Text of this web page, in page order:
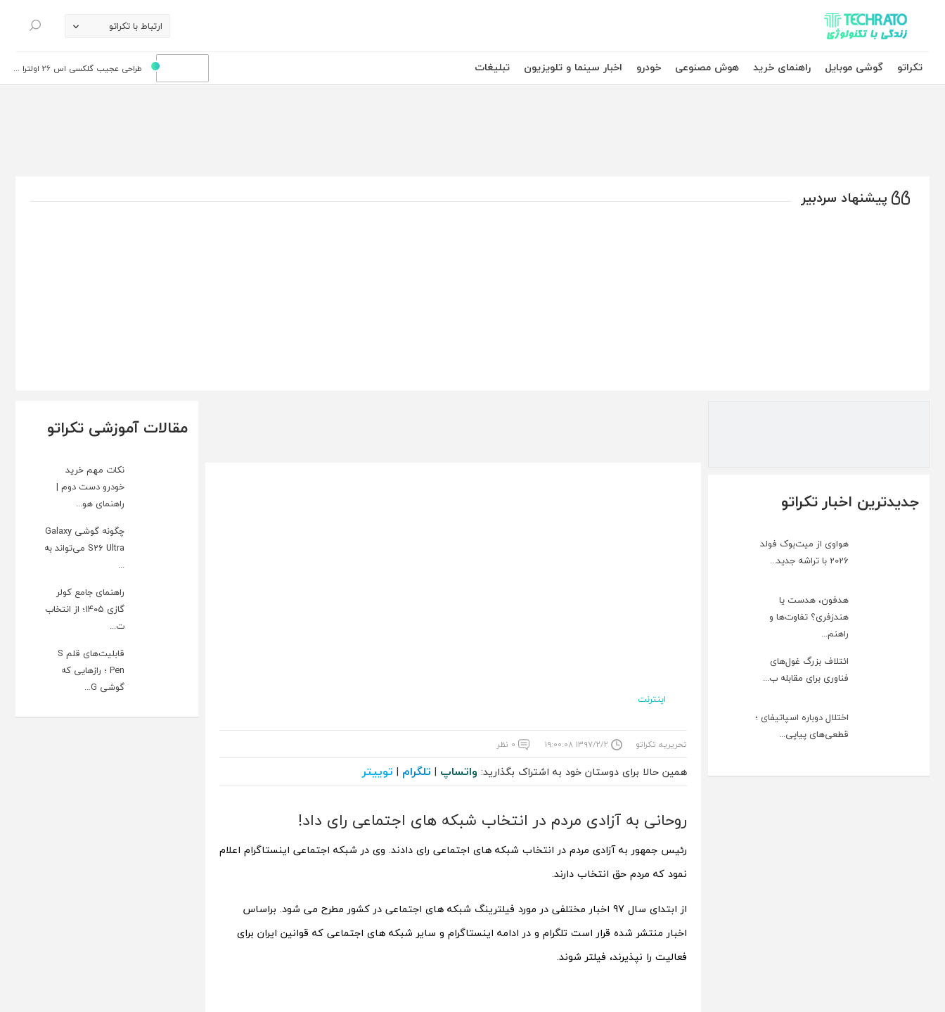
تکراتو – زندگی با تکنولوژی ارتباط با تکراتو
جستجو
تکراتو
گوشی موبایل راهنمای خرید هوش مصنوعی خودرو اخبار سینما و تلویزیون تبلیغات طراحی عجیب گلکسی اس 26 اولترا ...
پیشنهاد سردبیر
جدیدترین اخبار تکراتو
هواوی از میت‌بوک فولد
2026 با تراشه جدید...
هدفون، هدست یا
هندزفری؟ تفاوت‌ها و
راهنم...
ائتلاف بزرگ غول‌های
فناوری برای مقابله ب...
اختلال دوباره اسپاتیفای ؛
قطعی‌های پیاپی...
اینترنت
تحریریه تکراتو ۱۳۹۷/۲/۲ ۱۹:۰۰:۰۸ ۰ نظر
همین حالا برای دوستان خود به اشتراک بگذارید: واتساپ | تلگرام | توییتر
روحانی به آزادی مردم در انتخاب شبکه های اجتماعی رای داد!
رئیس جمهور به آزادی مردم در انتخاب شبکه های اجتماعی رای دادند. وی در شبکه اجتماعی اینستاگرام اعلام
نمود که مردم حق انتخاب دارند.
از ابتدای سال 97 اخبار مختلفی در مورد فیلترینگ شبکه های اجتماعی در کشور مطرح می شود. براساس
اخبار منتشر شده قرار است تلگرام و در ادامه اینستاگرام و سایر شبکه های اجتماعی که قوانین ایران برای
فعالیت را نپذیرند، فیلتر شوند.
مقالات آموزشی تکراتو
نکات مهم خرید
خودرو دست دوم |
راهنمای هو...
چگونه گوشی Galaxy
S26 Ultra می‌تواند به
...
راهنمای جامع کولر
گازی ۱۴۰۵؛ از انتخاب
ت...
قابلیت‌های قلم S
Pen ؛ رازهایی که
گوشی G...